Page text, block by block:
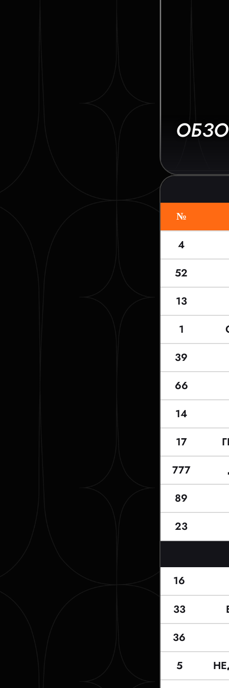
№
4
52
13
1
39
66
14
17
777
89
23
16
33
36
5